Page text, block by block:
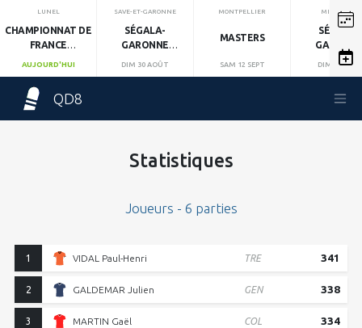
LUNEL
CHAMPIONNAT DE
FRANCE
INDIVIDUEL
AUJOURD'HUI
SAVE-ET-GARONNE
SÉGALA-
GARONNE
MANCHE 1
DIM 30 AOÛT
MONTPELLIER
MASTERS
SAM 12 SEPT
MIRANDOL
SÉGALA-
GARONNE
MANCHE 2
DIM 13 SEPT
QD8
Statistiques
Joueurs - 6 parties
1 VIDAL Paul-Henri TRE 341
2 GALDEMAR Julien GEN 338
3 MARTIN Gaël COL 334